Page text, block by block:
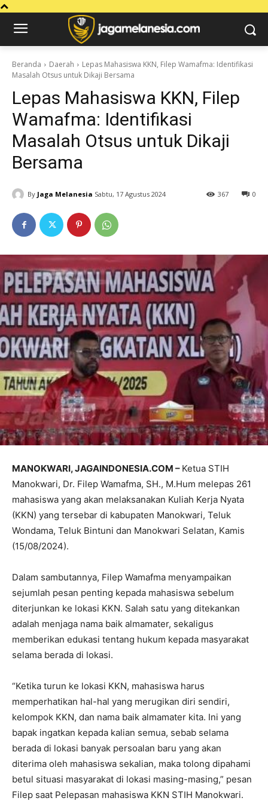
Beranda Daerah
Lepas Mahasiswa KKN, Filep Wamafma: Identifikasi
Masalah Otsus untuk Dikaji Bersama
Lepas Mahasiswa KKN, Filep
Wamafma: Identifikasi
Masalah Otsus untuk Dikaji
Bersama
By Jaga Melanesia Sabtu, 17 Agustus 2024 0
367
MANOKWARI, JAGAINDONESIA.COM – Ketua STIH
Manokwari, Dr. Filep Wamafma, SH., M.Hum melepas 261
mahasiswa yang akan melaksanakan Kuliah Kerja Nyata
(KKN) yang tersebar di kabupaten Manokwari, Teluk
Wondama, Teluk Bintuni dan Manokwari Selatan, Kamis
(15/08/2024).
Dalam sambutannya, Filep Wamafma menyampaikan
sejumlah pesan penting kepada mahasiswa sebelum
diterjunkan ke lokasi KKN. Salah satu yang ditekankan
adalah menjaga nama baik almamater, sekaligus
memberikan edukasi tentang hukum kepada masyarakat
selama berada di lokasi.
“Ketika turun ke lokasi KKN, mahasiswa harus
memperhatikan hal-hal yang merugikan diri sendiri,
kelompok KKN, dan nama baik almamater kita. Ini yang
bapak ingatkan kepada kalian semua, sebab selama
berada di lokasi banyak persoalan baru yang akan
diterima oleh mahasiswa sekalian, maka tolong dipahami
betul situasi masyarakat di lokasi masing-masing,” pesan
Filep saat Pelepasan mahasiswa KKN STIH Manokwari.